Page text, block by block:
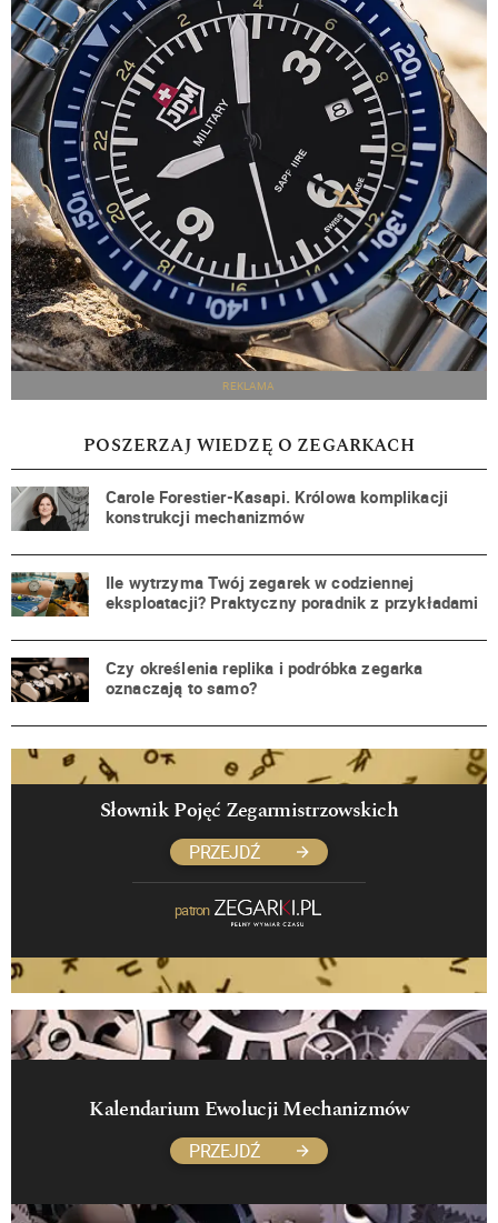
REKLAMA
POSZERZAJ WIEDZĘ O ZEGARKACH
Carole Forestier-Kasapi. Królowa komplikacji
konstrukcji mechanizmów
Ile wytrzyma Twój zegarek w codziennej
eksploatacji? Praktyczny poradnik z przykładami
Czy określenia replika i podróbka zegarka
oznaczają to samo?
Słownik Pojęć Zegarmistrzowskich
PRZEJDŹ
patron
Kalendarium Ewolucji Mechanizmów
PRZEJDŹ